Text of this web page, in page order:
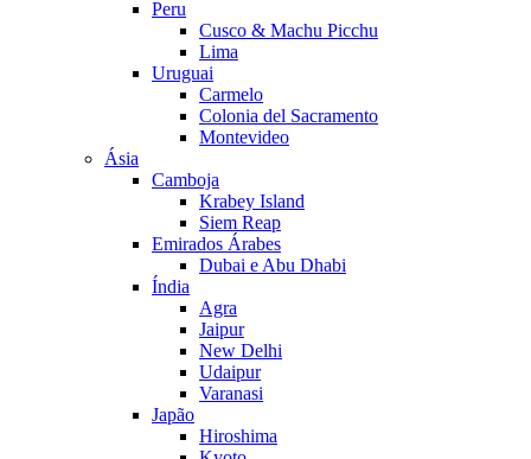
Peru
Cusco & Machu Picchu
Lima
Uruguai
Carmelo
Colonia del Sacramento
Montevideo
Ásia
Camboja
Krabey Island
Siem Reap
Emirados Árabes
Dubai e Abu Dhabi
Índia
Agra
Jaipur
New Delhi
Udaipur
Varanasi
Japão
Hiroshima